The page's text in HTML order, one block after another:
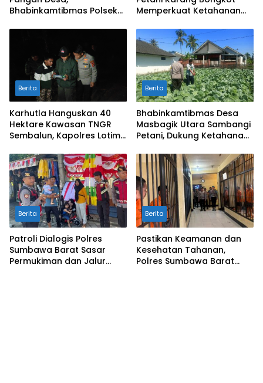
Bhabinkamtibmas Polsek
Kuranji Dalang
Memperkuat Ketahanan
Berita
Karhutla Hanguskan 40
Hektare Kawasan TNGR
Sembalun, Kapolres Lotim
Api
Berita
Bhabinkamtibmas Desa
Masbagik Utara Sambangi
Petani, Dukung Ketahanan
Pangan
Berita
Patroli Dialogis Polres
Sumbawa Barat Sasar
Permukiman dan Jalur
Berita
Pastikan Keamanan dan
Kesehatan Tahanan,
Polres Sumbawa Barat